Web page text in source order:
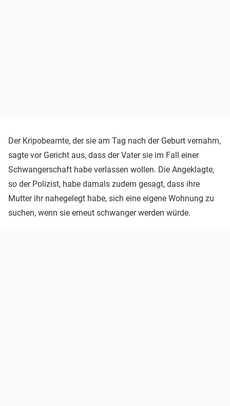
Der Kripobeamte, der sie am Tag nach der Geburt vernahm,
sagte vor Gericht aus, dass der Vater sie im Fall einer
Schwangerschaft habe verlassen wollen. Die Angeklagte,
so der Polizist, habe damals zudem gesagt, dass ihre
Mutter ihr nahegelegt habe, sich eine eigene Wohnung zu
suchen, wenn sie erneut schwanger werden würde.